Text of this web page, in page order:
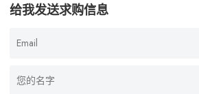
给我发送求购信息